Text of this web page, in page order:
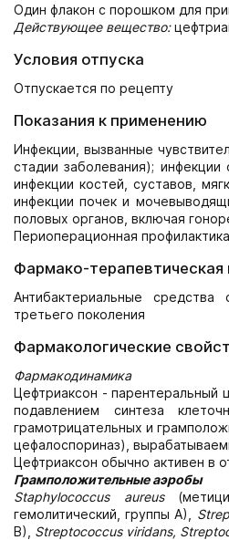
Один флакон с порошком для
Действующее вещество:
Условия отпуска
Отпускается по рецепту
Показания к применению
Инфекции, вызванные
стадии заболевания);
инфекции костей, суставов,
инфекции почек и
половых органов, включая
Периоперационная
Фармако-терапевтическая
Антибактериальные средства
третьего поколения
Фармакологические
Фармакодинамика
Цефтриаксон - парентеральный
подавлением синтеза
грамотрицательных и
цефалоспориназ),
Цефтриаксон обычно активен в
Грамположительные аэробы
Staphylococcus aureus
гемолитический, группы A),
В), Streptococcus viridans,